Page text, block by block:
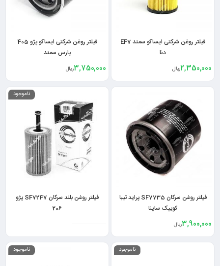
فیلتر روغن شرکتی ایساکو سمند EF7
دنا
2,350,000ریال
فیلتر روغن شرکتی ایساکو پژو 405
پارس سمند
3,750,000ریال
فیلتر روغن سرکان SF7735 پراید تیبا
کوییک ساینا
3,900,000ریال
ناموجود
فیلتر روغن بلند سرکان SF7247 پژو
206
ناموجود ناموجود